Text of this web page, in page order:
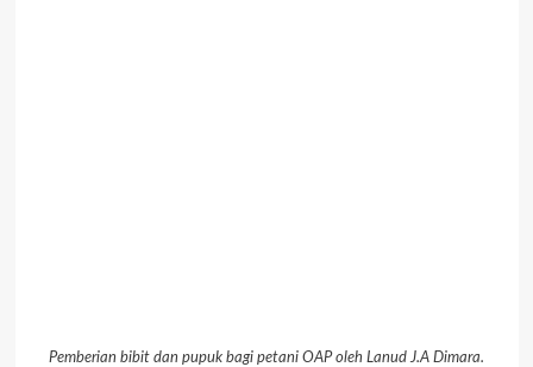
Pemberian bibit dan pupuk bagi petani OAP oleh Lanud J.A Dimara.